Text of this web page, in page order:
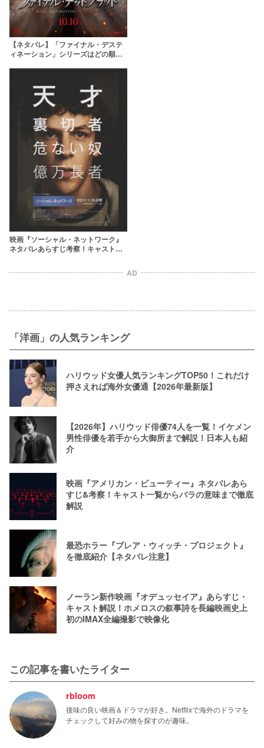
【ネタバレ】「ファイナル・デステ
ィネーション」シリーズはどの順番
映画『ソーシャル・ネットワーク』
ネタバレあらすじ考察！キャスト一
AD
「洋画」の人気ランキング
ハリウッド女優人気ランキングTOP50！これだけ
押さえれば海外女優通【2026年最新版】
【2026年】ハリウッド俳優74人を一覧！イケメン
男性俳優を若手から大御所まで解説！日本人も紹
介
映画『アメリカン・ビューティー』ネタバレあら
すじ&考察！キャスト一覧からバラの意味まで徹底
解説
最恐ホラー『ブレア・ウィッチ・プロジェクト』
を徹底紹介【ネタバレ注意】
ノーラン新作映画『オデュッセイア』あらすじ・
キャスト解説！ホメロスの叙事詩を長編映画史上
初のIMAX全編撮影で映像化
この記事を書いたライター
rbloom
後味の良い映画＆ドラマが好き。Netflixで海外のドラマを
チェックして好みの物を探すのが趣味。